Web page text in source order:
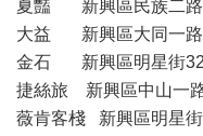
夏豔 新興區民族二
大益 新興區大同一路
金石 新興區明星街
捷絲旅 新興區中山一
薇肯客棧 新興區明星